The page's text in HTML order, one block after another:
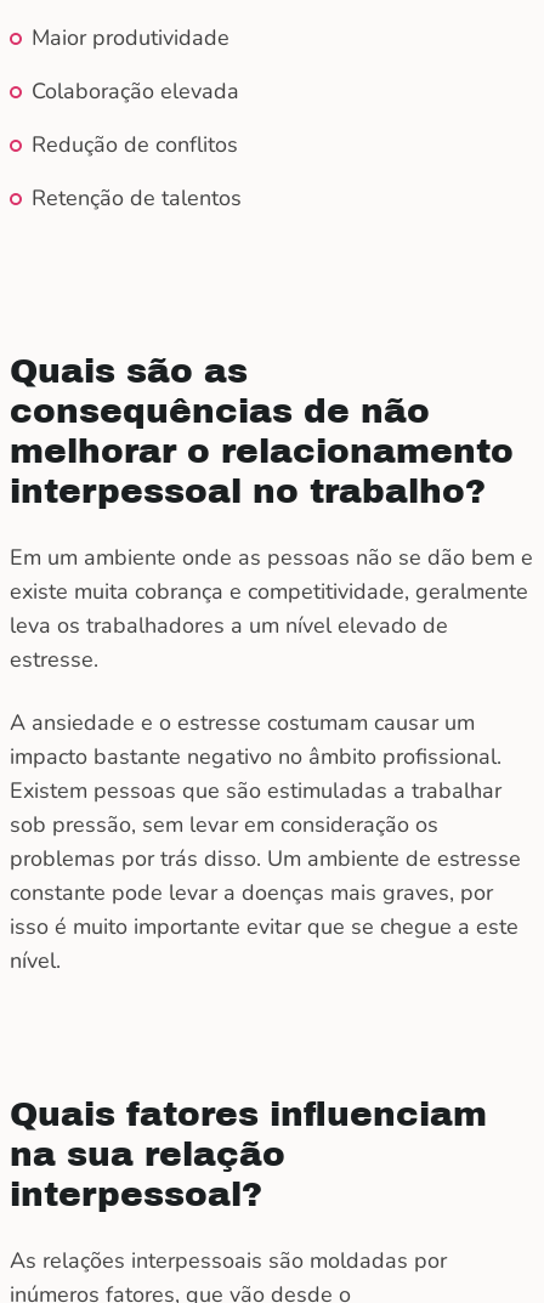
Maior produtividade
Colaboração elevada
Redução de conflitos
Retenção de talentos
Quais são as
consequências de não
melhorar o relacionamento
interpessoal no trabalho?
Em um ambiente onde as pessoas não se dão bem e
existe muita cobrança e competitividade, geralmente
leva os trabalhadores a um nível elevado de
estresse.
A ansiedade e o estresse costumam causar um
impacto bastante negativo no âmbito profissional.
Existem pessoas que são estimuladas a trabalhar
sob pressão, sem levar em consideração os
problemas por trás disso. Um ambiente de estresse
constante pode levar a doenças mais graves, por
isso é muito importante evitar que se chegue a este
nível.
Quais fatores influenciam
na sua relação
interpessoal?
As relações interpessoais são moldadas por
inúmeros fatores, que vão desde o